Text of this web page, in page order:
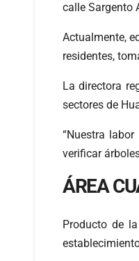
calle Sargento
Actualmente,
residentes,
La directora
sectores de
“Nuestra
verificar
ÁREA
Producto de